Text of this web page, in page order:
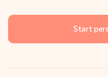
Start